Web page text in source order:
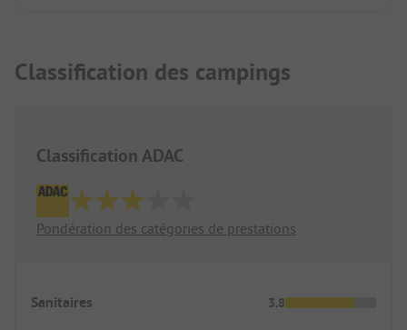
Classification des campings
Classification ADAC
Pondération des catégories de prestations
Sanitaires 3.8